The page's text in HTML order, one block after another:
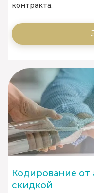
контракта.
Кодирование от
скидкой